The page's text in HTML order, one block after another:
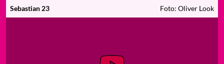
Sebastian 23 Foto: Oliver Look